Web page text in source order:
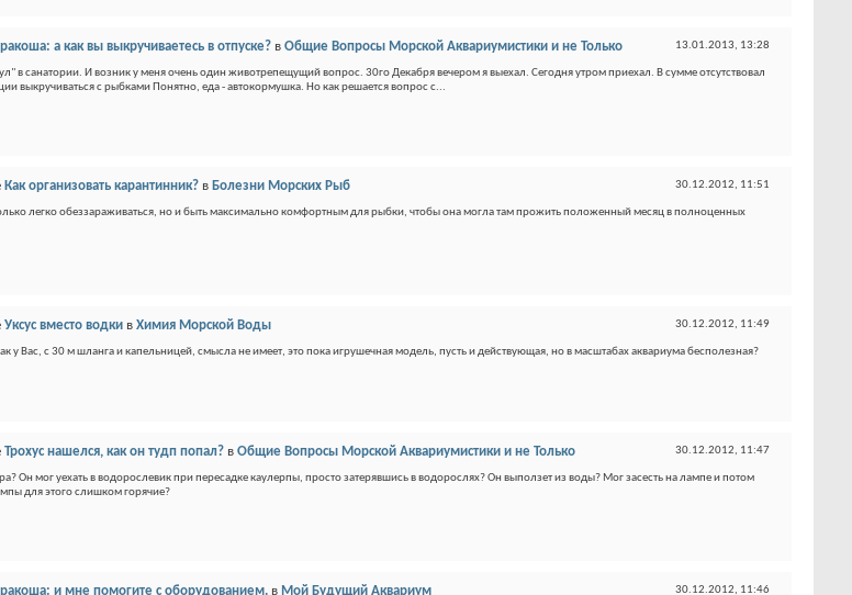
13.01.2013, 13:28
а как вы выкручиваетесь в отпуске? в Общие Вопросы Морской Аквариумистики и не Только
в санатории. И возник у меня очень один животрепещущий вопрос. 30го Декабря вечером я выехал. Сегодня утром приехал. В сумме отсутствовал
выкручиваться с рыбками Понятно, еда - автокормушка. Но как решается вопрос с...
30.12.2012, 11:51
Как организовать карантинник? в Болезни Морских Рыб
легко обеззараживаться, но и быть максимально комфортным для рыбки, чтобы она могла там прожить положенный месяц в полноценных
30.12.2012, 11:49
Уксус вместо водки в Химия Морской Воды
у Вас, с 30 м шланга и капельницей, смысла не имеет, это пока игрушечная модель, пусть и действующая, но в масштабах аквариума бесполезная?
30.12.2012, 11:47
Трохус нашелся, как он тудп попал? в Общие Вопросы Морской Аквариумистики и не Только
Он мог уехать в водорослевик при пересадке каулерпы, просто затерявшись в водорослях? Он выползет из воды? Мог засесть на лампе и потом
для этого слишком горячие?
30.12.2012, 11:46
и мне помогите с оборудованием. в Мой Будущий Аквариум